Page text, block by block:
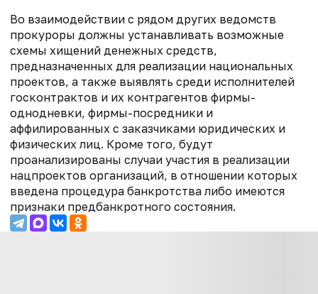
Во взаимодействии с рядом других ведомств
прокуроры должны устанавливать возможные
схемы хищений денежных средств,
предназначенных для реализации национальных
проектов, а также выявлять среди исполнителей
госконтрактов и их контрагентов фирмы-
однодневки, фирмы-посредники и
аффилированных с заказчиками юридических и
физических лиц. Кроме того, будут
проанализированы случаи участия в реализации
нацпроектов организаций, в отношении которых
введена процедура банкротства либо имеются
признаки предбанкротного состояния.